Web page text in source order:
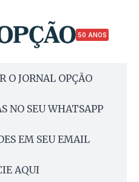
50 ANOS
O JORNAL OPÇÃO
NO SEU WHATSAPP
EM SEU EMAIL
AQUI